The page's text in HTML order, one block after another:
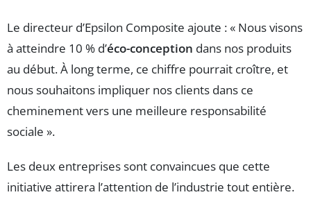
Le directeur d’Epsilon Composite ajoute : « Nous visons
à atteindre 10 % d’éco-conception dans nos produits
au début. À long terme, ce chiffre pourrait croître, et
nous souhaitons impliquer nos clients dans ce
cheminement vers une meilleure responsabilité
sociale ».
Les deux entreprises sont convaincues que cette
initiative attirera l’attention de l’industrie tout entière.